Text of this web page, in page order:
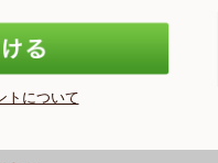
トについて